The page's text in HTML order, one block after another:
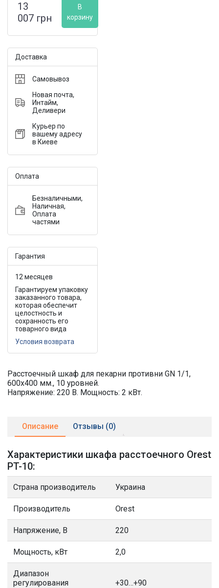
13
007 грн
В
корзину
Доставка
Самовывоз
Новая почта,
Интайм,
Деливери
Курьер по
вашему адресу
в Киеве
Оплата
Безналичными,
Наличная,
Оплата
частями
Гарантия
12 месяцев
Гарантируем упаковку
заказанного товара,
которая обеспечит
целостность и
сохранность его
товарного вида
Условия возврата
Расстоечный шкаф для пекарни противни GN 1/1,
600х400 мм., 10 уровней.
Напряжение: 220 В. Мощность: 2 кВт.
Описание Отзывы (0)
Характеристики шкафа расстоечного Orest
PT-10:
Страна производитель Украина
Производитель Orest
Напряжение, В 220
Мощность, кВт 2,0
Диапазон
регулирования
+30…+90